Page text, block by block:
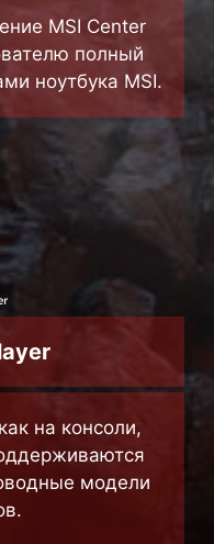
MSI Center
полный
ноутбука MSI.
на консоли,
модели